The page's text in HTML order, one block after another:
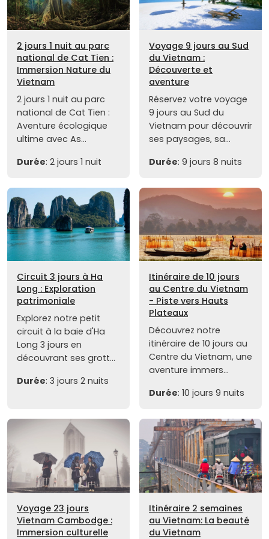
2 jours 1 nuit au parc
national de Cat Tien :
Immersion Nature du
Vietnam
2 jours 1 nuit au parc
national de Cat Tien :
Aventure écologique
ultime avec As...
Durée: 2 jours 1 nuit
Voyage 9 jours au Sud
du Vietnam :
Découverte et
aventure
Réservez votre voyage
9 jours au Sud du
Vietnam pour découvrir
ses paysages, sa...
Durée: 9 jours 8 nuits
Circuit 3 jours à Ha
Long : Exploration
patrimoniale
Explorez notre petit
circuit à la baie d'Ha
Long 3 jours en
découvrant ses grott...
Durée: 3 jours 2 nuits
Itinéraire de 10 jours
au Centre du Vietnam
- Piste vers Hauts
Plateaux
Découvrez notre
itinéraire de 10 jours au
Centre du Vietnam, une
aventure immers...
Durée: 10 jours 9 nuits
Voyage 23 jours
Vietnam Cambodge :
Immersion culturelle
Itinéraire 2 semaines
au Vietnam: La beauté
du Vietnam